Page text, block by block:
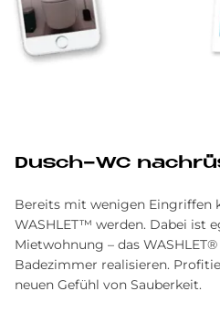
Dusch-WC
Bereits mit wenigen Eingriffen
WASHLET™ werden. Dabei ist
Mietwohnung – das
Badezimmer realisieren.
neuen Gefühl von Sauberkeit.